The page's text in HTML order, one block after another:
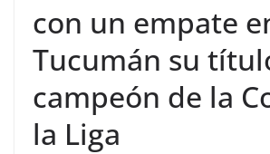
con un empate
Tucumán su
campeón de la
la Liga